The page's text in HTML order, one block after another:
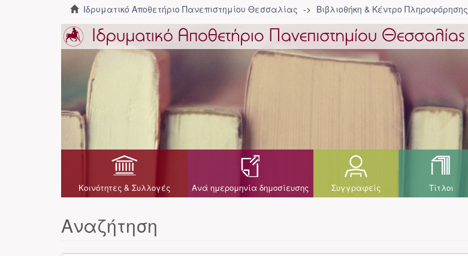
Ιδρυματικό Αποθετήριο Πανεπιστημίου Θεσσαλίας Βιβλιοθήκη & Κέντρο Πληροφόρησης
Κοινότητες & Συλλογές Ανά ημερομηνία δημοσίευσης Συγγραφείς Τίτλοι
Αναζήτηση